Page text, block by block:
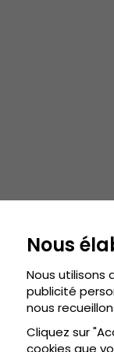
Nous
Nous utilisons
publicité
nous
Cliquez sur
cookies que